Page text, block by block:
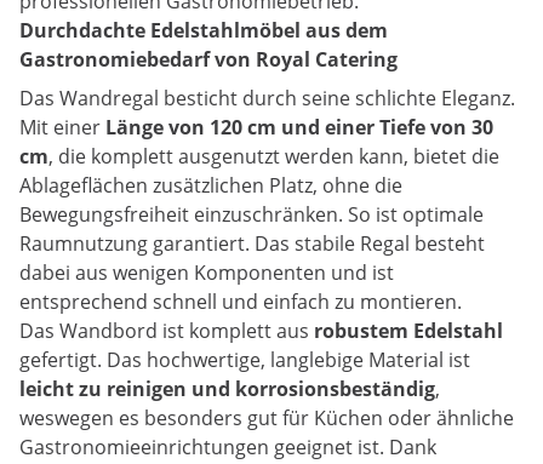
Durchdachte Edelstahlmöbel aus dem
Gastronomiebedarf von Royal Catering
Das Wandregal besticht durch seine schlichte Eleganz.
Mit einer Länge von 120 cm und einer Tiefe von 30
cm, die komplett ausgenutzt werden kann, bietet die
Ablageflächen zusätzlichen Platz, ohne die
Bewegungsfreiheit einzuschränken. So ist optimale
Raumnutzung garantiert. Das stabile Regal besteht
dabei aus wenigen Komponenten und ist
entsprechend schnell und einfach zu montieren.
Das Wandbord ist komplett aus robustem Edelstahl
gefertigt. Das hochwertige, langlebige Material ist
leicht zu reinigen und korrosionsbeständig,
weswegen es besonders gut für Küchen oder ähnliche
Gastronomieeinrichtungen geeignet ist. Dank